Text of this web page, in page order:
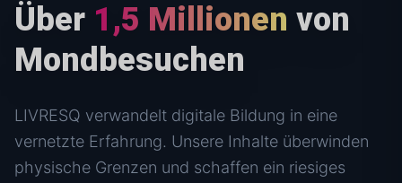
Über 1,5 Millionen von
Mondbesuchen
LIVRESQ verwandelt digitale Bildung in eine
vernetzte Erfahrung. Unsere Inhalte überwinden
physische Grenzen und schaffen ein riesiges